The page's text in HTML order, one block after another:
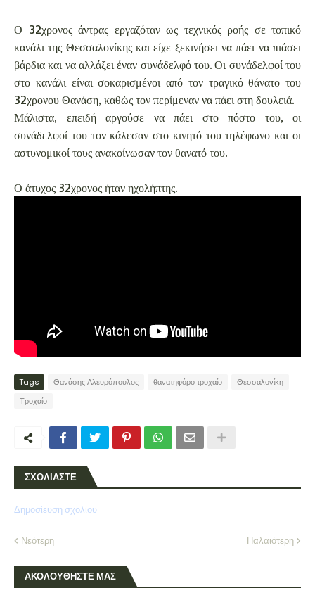
Ο 32χρονος άντρας εργαζόταν ως τεχνικός ροής σε τοπικό
κανάλι της Θεσσαλονίκης και είχε ξεκινήσει να πάει να πιάσει
βάρδια και να αλλάξει έναν συνάδελφό του. Οι συνάδελφοί του
στο κανάλι είναι σοκαρισμένοι από τον τραγικό θάνατο του
32χρονου Θανάση, καθώς τον περίμεναν να πάει στη δουλειά.
Μάλιστα, επειδή αργούσε να πάει στο πόστο του, οι
συνάδελφοί του τον κάλεσαν στο κινητό του τηλέφωνο και οι
αστυνομικοί τους ανακοίνωσαν τον θανατό του.
Ο άτυχος 32χρονος ήταν ηχολήπτης.
Tags Θανάσης Αλευρόπουλος θανατηφόρο τροχαίο
Θεσσαλονίκη
Τροχαίο
ΣΧΟΛΙΑΣΤΕ
Δημοσίευση σχολίου
Νεότερη Παλαιότερη
ΑΚΟΛΟΥΘΗΣΤΕ ΜΑΣ